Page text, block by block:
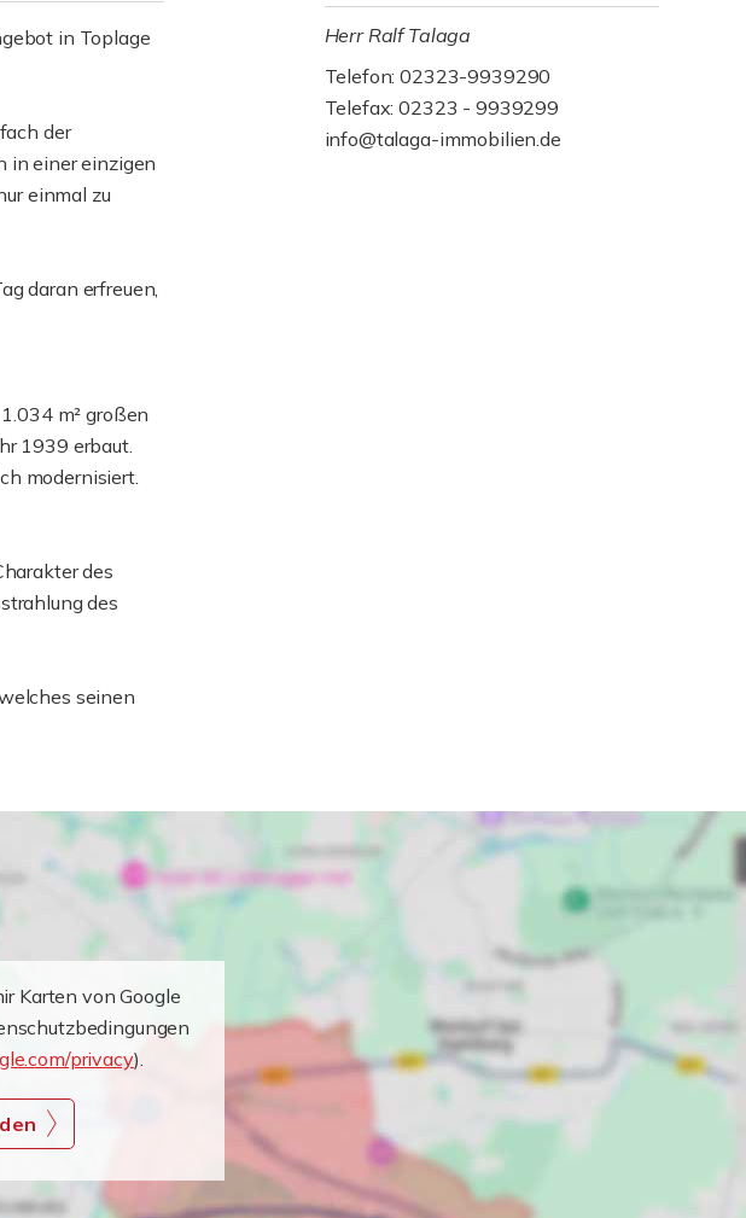
in Toplage
der
in einer einzigen
einmal zu
daran erfreuen,
m² großen
1939 erbaut.
modernisiert.
des
des
seinen
Herr Ralf Talaga
Telefon: 02323-9939290
Telefax: 02323 - 9939299
info@talaga-immobilien.de
Karten von Google
privacy).